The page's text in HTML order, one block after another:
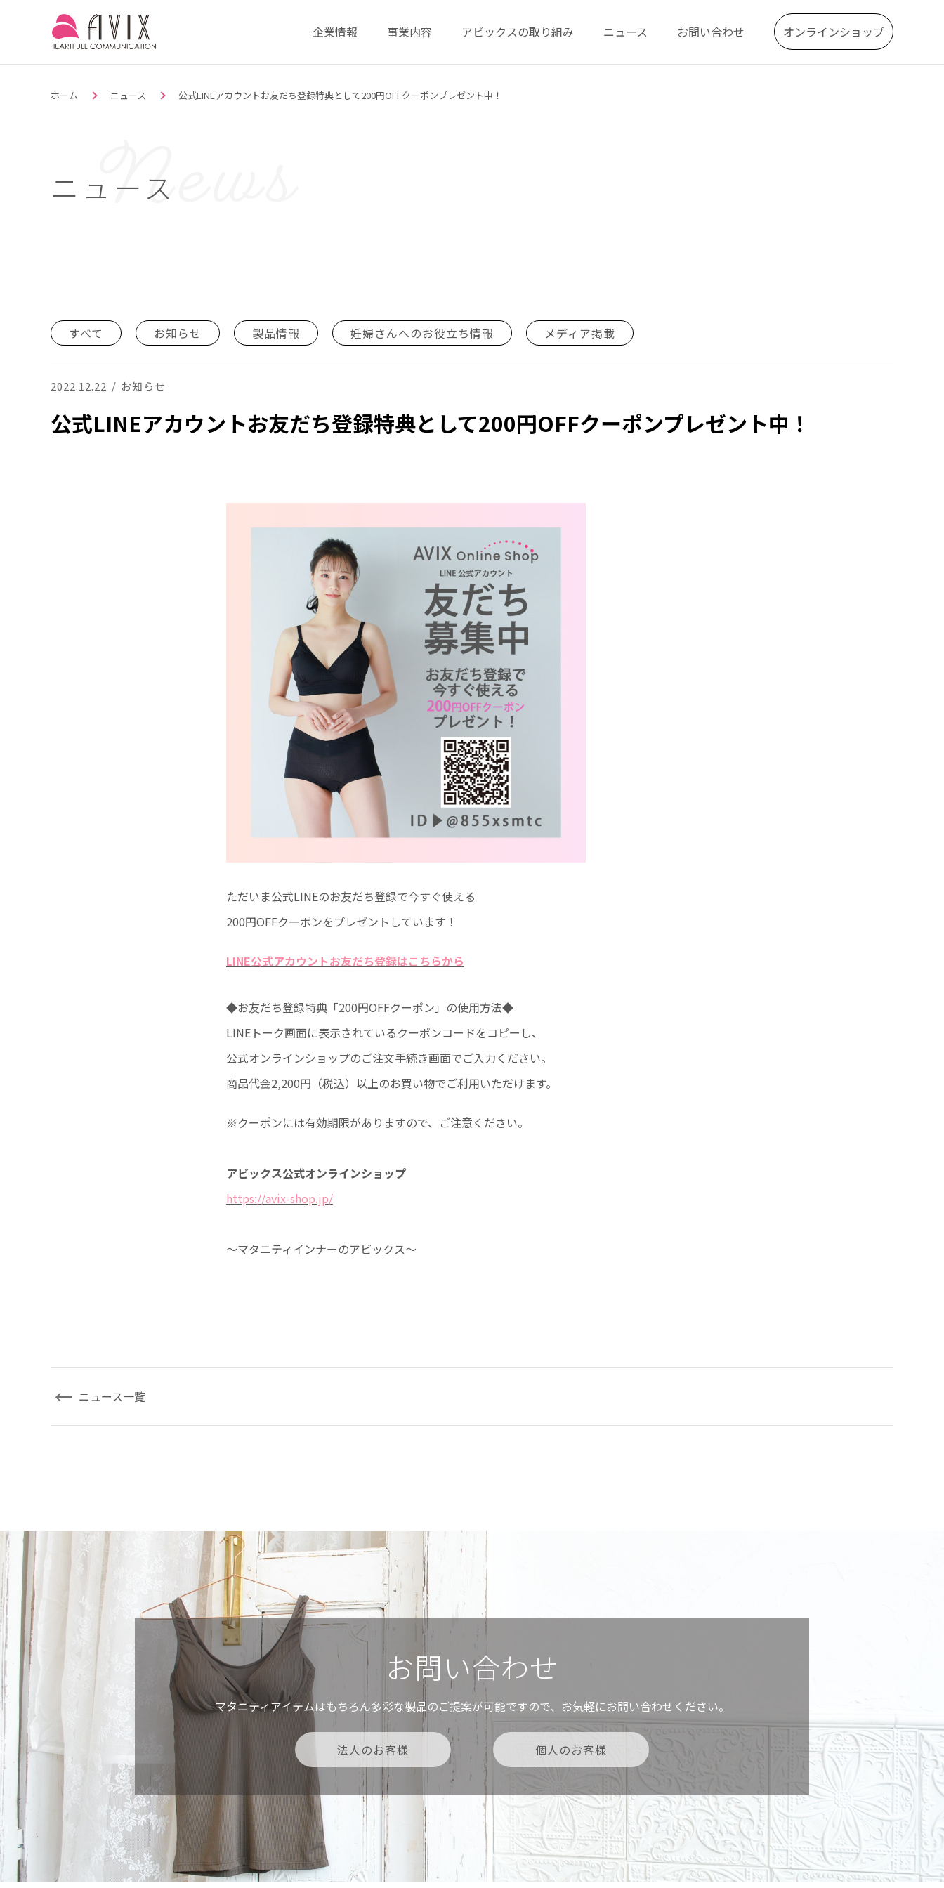
企業情報 事業内容 アビックスの取り組み ニュース お問い合わせ オンラインショップ
ホーム ニュース 公式LINEアカウントお友だち登録特典として200円OFFクーポンプレゼント中！
ニュース
すべて お知らせ 製品情報 妊婦さんへのお役立ち情報 メディア掲載
2022.12.22 お知らせ
公式LINEアカウントお友だち登録特典として200円OFFクーポンプレゼント中！
ただいま公式LINEのお友だち登録で今すぐ使える
200円OFFクーポンをプレゼントしています！
LINE公式アカウントお友だち登録はこちらから
◆お友だち登録特典「200円OFFクーポン」の使用方法◆
LINEトーク画面に表示されているクーポンコードをコピーし、
公式オンラインショップのご注文手続き画面でご入力ください。
商品代金2,200円（税込）以上のお買い物でご利用いただけます。
※クーポンには有効期限がありますので、ご注意ください。
アビックス公式オンラインショップ
https://avix-shop.jp/
～マタニティインナーのアビックス～
ニュース一覧
お問い合わせ
マタニティアイテムはもちろん多彩な製品のご提案が可能ですので、お気軽にお問い合わせください。
法人のお客様 個人のお客様